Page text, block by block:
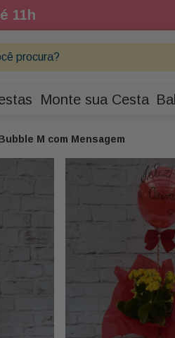
11h
procura?
Monte sua Cesta
M com Mensagem